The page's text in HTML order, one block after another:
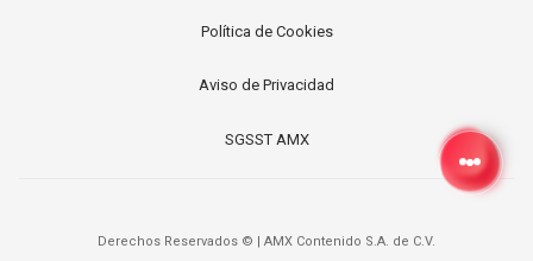
Política de Cookies
Aviso de Privacidad
SGSST AMX
Derechos Reservados © AMX Contenido S.A. de C.V.